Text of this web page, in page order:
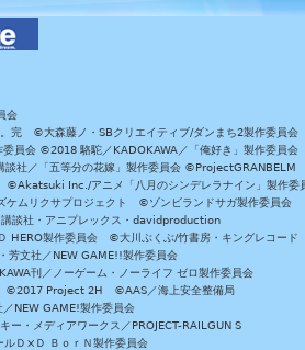
会
完 ©大森藤ノ・SBクリエイティブ/ダンまち2製作委員会
員会 ©2018 駱駝／KADOKAWA／「俺好き」製作委員会
社／「五等分の花嫁」製作委員会 ©ProjectGRANBELM
Inc./アニメ「八月のシンデレラナイン」製作委
ムリクサプロジェクト ©ゾンビランドサガ製作委員会
談社・アニプレックス・davidproduction
HERO製作委員会 ©大川ぶくぶ/竹書房・キングレコード
文社／NEW GAME!!製作委員会
刊／ノーゲーム・ノーライフ ゼロ製作委員会
©2017 Project 2H ©AAS／海上安全整備局
NEW GAME!製作委員会
・メディアワークス／PROJECT-RAILGUN S
Ｄ×Ｄ ＢｏｒＮ製作委員会